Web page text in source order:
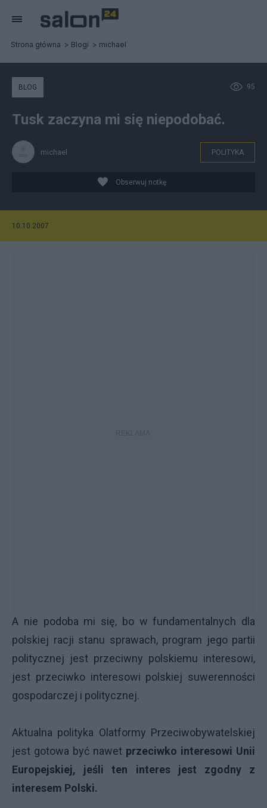
Strona główna Blogi michael
95
BLOG
Tusk zaczyna mi się niepodobać.
michael POLITYKA
Obserwuj notkę
10.10.2007
A nie podoba mi się, bo w fundamentalnych dla
polskiej racji stanu sprawach, program jego partii
politycznej jest przeciwny polskiemu interesowi,
jest przeciwko interesowi polskiej suwerenności
gospodarczej i politycznej.
Aktualna polityka Olatformy Przeciwobywatelskiej
jest gotowa być nawet przeciwko interesowi Unii
Europejskiej, jeśli ten interes jest zgodny z
interesem Polski.